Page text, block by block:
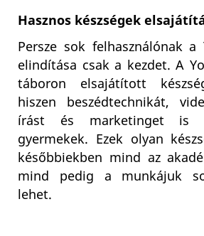
Hasznos készségek
Persze sok felhasználónak
elindítása csak a kezdet. A
táboron elsajátított
hiszen beszédtechnikát,
írást és marketinget is
gyermekek. Ezek olyan
későbbiekben mind az
mind pedig a munkájuk
lehet.